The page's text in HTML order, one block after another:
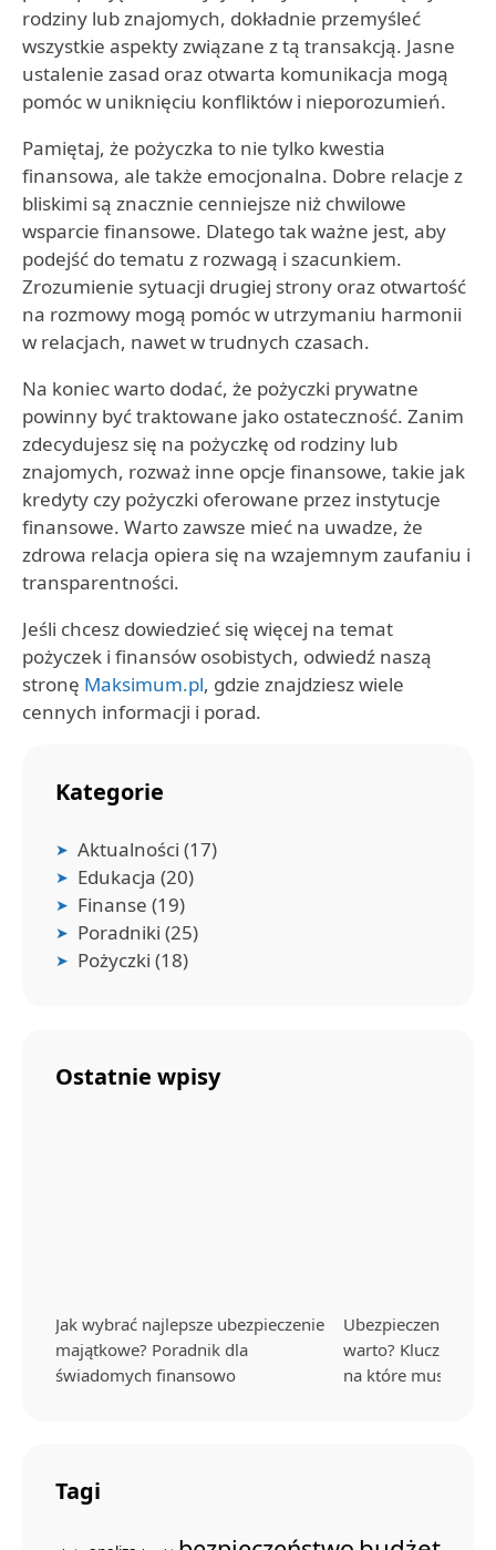
rodziny lub znajomych, dokładnie przemyśleć
wszystkie aspekty związane z tą transakcją. Jasne
ustalenie zasad oraz otwarta komunikacja mogą
pomóc w uniknięciu konfliktów i nieporozumień.
Pamiętaj, że pożyczka to nie tylko kwestia
finansowa, ale także emocjonalna. Dobre relacje z
bliskimi są znacznie cenniejsze niż chwilowe
wsparcie finansowe. Dlatego tak ważne jest, aby
podejść do tematu z rozwagą i szacunkiem.
Zrozumienie sytuacji drugiej strony oraz otwartość
na rozmowy mogą pomóc w utrzymaniu harmonii
w relacjach, nawet w trudnych czasach.
Na koniec warto dodać, że pożyczki prywatne
powinny być traktowane jako ostateczność. Zanim
zdecydujesz się na pożyczkę od rodziny lub
znajomych, rozważ inne opcje finansowe, takie jak
kredyty czy pożyczki oferowane przez instytucje
finansowe. Warto zawsze mieć na uwadze, że
zdrowa relacja opiera się na wzajemnym zaufaniu i
transparentności.
Jeśli chcesz dowiedzieć się więcej na temat
pożyczek i finansów osobistych, odwiedź naszą
stronę Maksimum.pl, gdzie znajdziesz wiele
cennych informacji i porad.
Kategorie
Aktualności (17)
Edukacja (20)
Finanse (19)
Poradniki (25)
Pożyczki (18)
Ostatnie wpisy
Jak wybrać najlepsze ubezpieczenie
majątkowe? Poradnik dla
świadomych finansowo
Ubezpieczenie na
warto? Kluczowe
na które musisz
Tagi